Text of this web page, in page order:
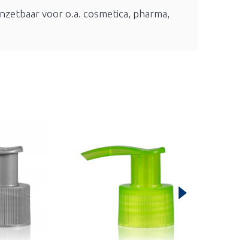
voor o.a. cosmetica, pharma,